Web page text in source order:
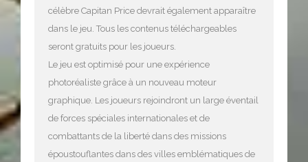
célèbre Capitan Price devrait également apparaître
dans le jeu. Tous les contenus téléchargeables
seront gratuits pour les joueurs.
Le jeu est optimisé pour une expérience
photoréaliste grâce à un nouveau moteur
graphique. Les joueurs rejoindront un large éventail
de forces spéciales internationales et de
combattants de la liberté dans des missions
époustouflantes dans des villes emblématiques de